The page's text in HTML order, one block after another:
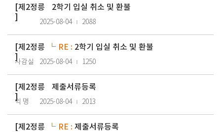
[제2정릉
]
2학기 입실 취소 및 환불
2025-08-04 2088
[제2정릉
]
RE : 2학기 입실 취소 및 환불
사감실 2025-08-04 1250
[제2정릉
]
제출서류등록
익 명 2025-08-04 2013
[제2정릉
RE : 제출서류등록